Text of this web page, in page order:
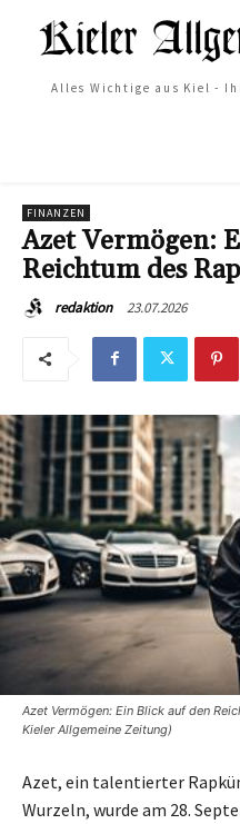
Alles Wichtige aus Kiel -
FINANZEN
Azet Vermögen:
Reichtum des
redaktion 23.07.2026
Azet Vermögen: Ein Blick auf den
Kieler Allgemeine Zeitung)
Azet, ein talentierter
Wurzeln, wurde am 28.